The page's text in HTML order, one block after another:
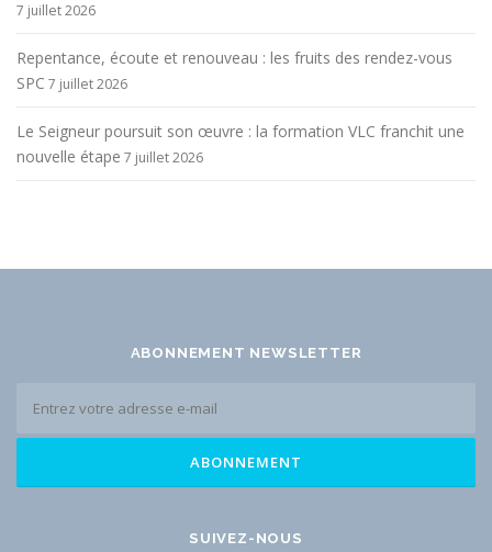
7 juillet 2026
Repentance, écoute et renouveau : les fruits des rendez-vous
SPC 7 juillet 2026
Le Seigneur poursuit son œuvre : la formation VLC franchit une
nouvelle étape 7 juillet 2026
ABONNEMENT NEWSLETTER
SUIVEZ-NOUS